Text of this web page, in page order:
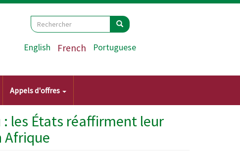
Search
Rechercher Rechercher
English French Portuguese
Appels d'offres
: les États réaffirment leur
Afrique